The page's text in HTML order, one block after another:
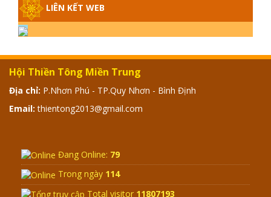
GIẢI ĐÁP THIỀN TÔNG ĐẶC BIỆT -
LỊCH - TẦNG BÌNH LƯU LỚN ĐẾN
ĐÂU
GIẢI ĐÁP THIỀN TÔNG ĐẶC BIỆT -
P13 - CON NGƯỜI TU THÀNH PHẬT
ĐƯỢC KHÔNG? XÁ LỢI PHẬT THẬT -
GIẢI ĐÁP THIỀN TÔNG ĐẶC BIỆT -
P12 - SỰ THẬT VỀ ĐẠI HỒNG THỦY?
TRỜI ĐÁNH THÁNH ĐÂM THẦN VẶN
HỌNG?
LIÊN KẾT WEB
Hội Thiền Tông Miền Trung
Địa chỉ: P.Nhơn Phú - TP.Quy Nhơn - Bình Định
Email: thientong2013@gmail.com
Đang Online: 79
Trong ngày 114
Total visitor 11807193